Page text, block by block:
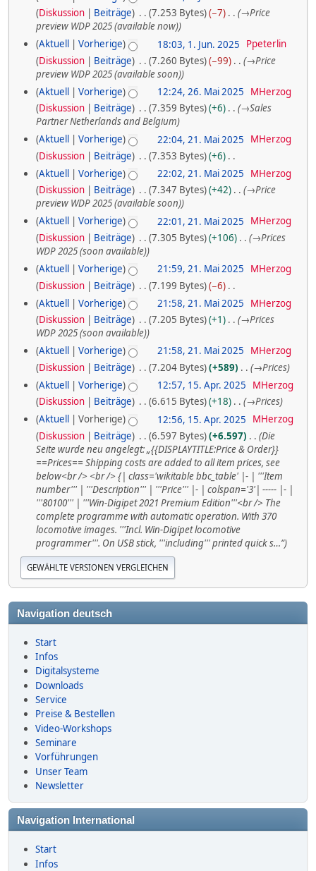
Navigation deutsch
Start
Infos
Digitalsysteme
Downloads
Service
Preise & Bestellen
Video-Workshops
Seminare
Vorführungen
Unser Team
Newsletter
Navigation International
Start
Infos
u
s
a
m
m
e
n
f
a
s
u
n
g
e
e
2
2
t
m
r
5
0
5
Diskussion
Beiträge 7.253 Bytes −7 →Price
preview WDP 2025 (available now)
1
5
Aktuell Vorherige 18:03, 1. Jun. 2025
Ppeterlin
Diskussion
Beiträge 7.260 Bytes −99 →Price
preview WDP 2025 (available soon)
2
a
5
Aktuell Vorherige 12:24, 26. Mai 2025
MHerzog
Diskussion
Beiträge 7.359 Bytes +6 →Sales
Partner Netherlands and Belgium
2
a
Aktuell Vorherige 22:04, 21. Mai 2025
MHerzog
Diskussion
Beiträge 7.353 Bytes
+6
K
e
i
n
e
B
e
a
r
b
e
i
t
n
g
s
z
u
s
a
m
m
e
n
f
a
s
s
u
n
Aktuell Vorherige 22:02, 21. Mai 2025
MHerzog
Diskussion
Beiträge 7.347 Bytes +42 →Price
preview WDP 2025 (available soon)
Aktuell
Vorherige 22:01, 21. Mai 2025
MHerzog
Diskussion
Beiträge 7.305 Bytes +106 →Prices
WDP 2025 (soon available)
Aktuell
Vorherige 21:59, 21. Mai 2025
MHerzog
Diskussion
Beiträge 7.199 Bytes
−6
K
e
i
n
e
B
a
r
b
e
i
t
u
n
g
s
z
u
s
a
m
e
n
a
s
s
u
n
g
Aktuell Vorherige 21:58, 21. Mai 2025
MHerzog
Diskussion
Beiträge 7.205 Bytes +1 →Prices
WDP 2025 (soon available)
Aktuell
Vorherige 21:58, 21. Mai 2025
MHerzog
Diskussion
Beiträge 7.204 Bytes +589 →Prices
1
0
2
5
Aktuell Vorherige 12:57, 15. Apr. 2025
MHerzog
Diskussion
Beiträge 6.615 Bytes +18 →Prices
Aktuell
Vorherige 12:56, 15. Apr. 2025
MHerzog
Diskussion
Beiträge 6.597 Bytes +6.597
Die
Seite wurde neu angelegt: „{{DISPLAYTITLE:Price & Order}}
==Prices== Shipping costs are added to all item prices, see
below<br /> <br /> {| class='wikitable bbc_table' |- | '''Item
number''' | '''Description''' | '''Price''' |- | colspan='3'| ----- |- |
'''80100''' | '''Win-Digipet 2021 Premium Edition'''<br /> The
complete programme with automatic operation. With 370
locomotive images. '''Incl. Win-Digipet locomotive
programmer'''. On USB stick, '''including''' printed quick s…“